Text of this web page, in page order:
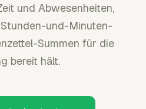
und Abwesenheiten,
und-Minuten-
Summen für die
bereit hält.